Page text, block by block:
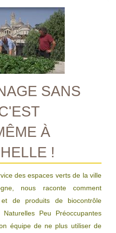
SANS
À
!
des espaces verts de la ville
nous raconte comment
et de produits de biocontrôle
Peu Préoccupantes
équipe de ne plus utiliser de